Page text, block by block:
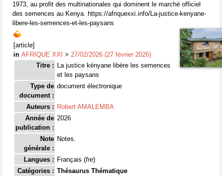
1973, au profit des multinationales qui dominent le marché officiel
des semences au Kenya. https://afriquexxi.info/La-justice-kenyane-
libere-les-semences-et-les-paysans
[article]
in AFRIQUE XXI > 27/02/2026 (27 février 2026)
Titre : La justice kényane libère les semences
et les paysans
Type de
document :
document électronique
Auteurs : Robert AMALEMBA
Année de
publication :
2026
Note
générale :
Notes.
Langues : Français (fre)
Catégories : Thésaurus Thématique